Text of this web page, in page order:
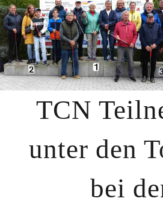
TCN
unter den
bei